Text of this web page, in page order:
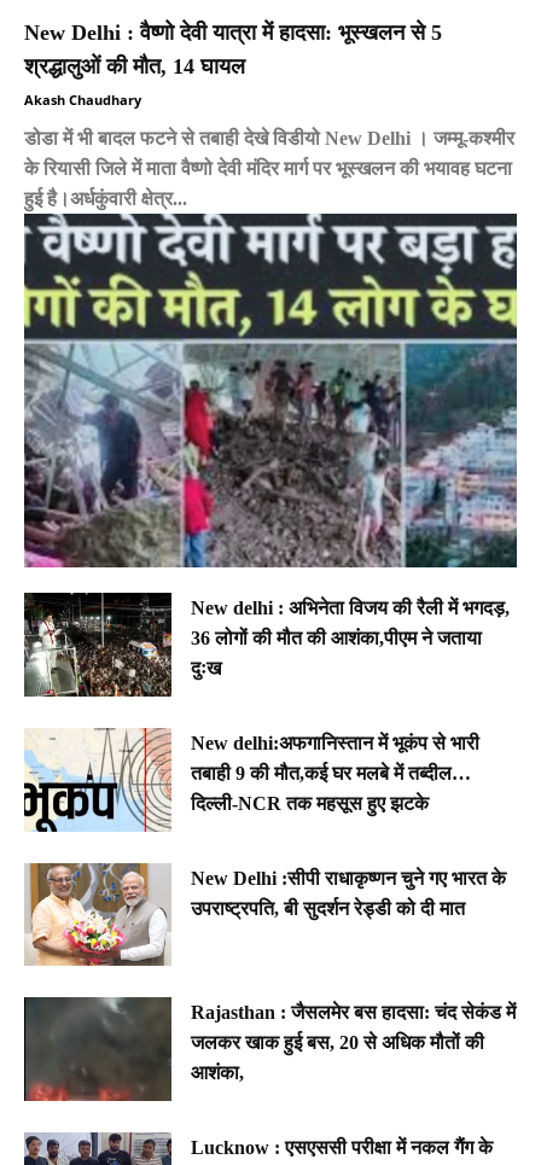
New Delhi : वैष्णो देवी यात्रा में हादसा: भूस्खलन से 5
श्रद्धालुओं की मौत, 14 घायल
Akash Chaudhary
डोडा में भी बादल फटने से तबाही देखे विडीयो New Delhi । जम्मू-कश्मीर
के रियासी जिले में माता वैष्णो देवी मंदिर मार्ग पर भूस्खलन की भयावह घटना
हुई है।अर्धकुंवारी क्षेत्र...
New delhi : अभिनेता विजय की रैली में भगदड़,
36 लोगों की मौत की आशंका,पीएम ने जताया
दुःख
New delhi:अफगानिस्तान में भूकंप से भारी
तबाही 9 की मौत,कई घर मलबे में तब्दील…
दिल्ली-NCR तक महसूस हुए झटके
New Delhi :सीपी राधाकृष्णन चुने गए भारत के
उपराष्ट्रपति, बी सुदर्शन रेड्डी को दी मात
Rajasthan : जैसलमेर बस हादसा: चंद सेकंड में
जलकर खाक हुई बस, 20 से अधिक मौतों की
आशंका,
Lucknow : एसएससी परीक्षा में नकल गैंग के